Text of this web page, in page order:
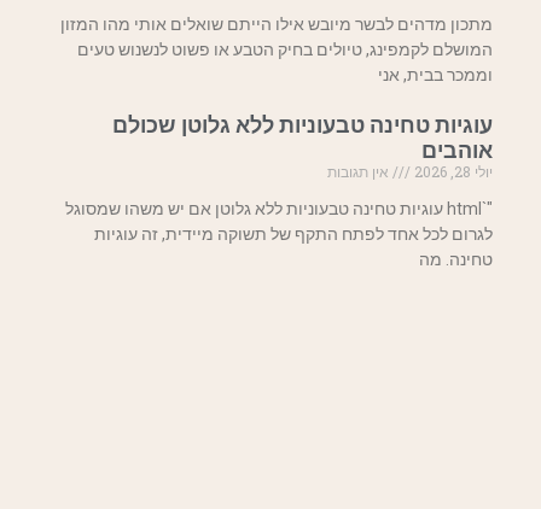
מתכון מדהים לבשר מיובש אילו הייתם שואלים אותי מהו המזון
המושלם לקמפינג, טיולים בחיק הטבע או פשוט לנשנוש טעים
וממכר בבית, אני
עוגיות טחינה טבעוניות ללא גלוטן שכולם
אוהבים
יולי 28, 2026
אין תגובות
"`html עוגיות טחינה טבעוניות ללא גלוטן אם יש משהו שמסוגל
לגרום לכל אחד לפתח התקף של תשוקה מיידית, זה עוגיות
טחינה. מה